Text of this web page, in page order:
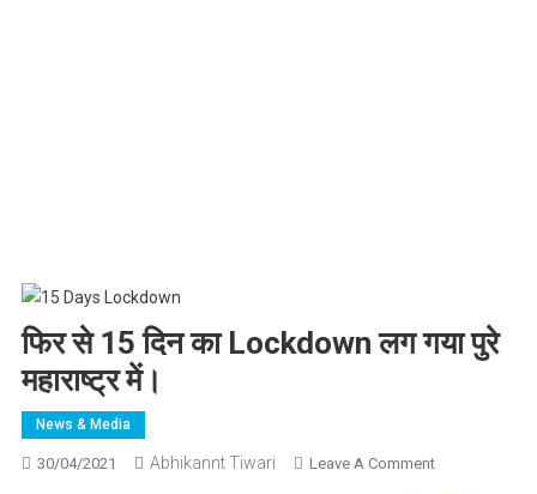
फिर से 15 दिन का Lockdown लग गया पुरे
महाराष्ट्र में।
News & Media
30/04/2021 Abhikannt Tiwari Leave A CommentOn